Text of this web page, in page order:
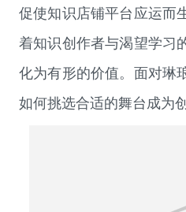
促使知识店铺平台应运而
着知识创作者与渴望学习
化为有形的价值。面对琳
如何挑选合适的舞台成为